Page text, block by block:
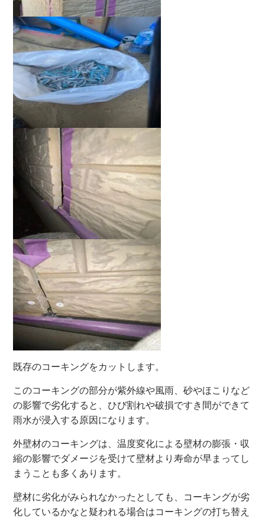
既存のコーキングをカットします。
このコーキングの部分が紫外線や風雨、砂やほこりなど
の影響で劣化すると、ひび割れや破損ですき間ができて
雨水が浸入する原因になります。
外壁材のコーキングは、温度変化による壁材の膨張・収
縮の影響でダメージを受けて壁材より寿命が早まってし
まうことも多くあります。
壁材に劣化がみられなかったとしても、コーキングが劣
化しているかなと疑われる場合はコーキングの打ち替え